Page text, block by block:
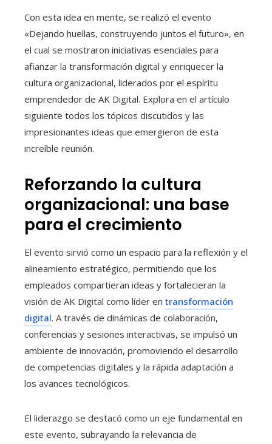
Con esta idea en mente, se realizó el evento
«Dejando huellas, construyendo juntos el futuro», en
el cual se mostraron iniciativas esenciales para
afianzar la transformación digital y enriquecer la
cultura organizacional, liderados por el espíritu
emprendedor de AK Digital. Explora en el artículo
siguiente todos los tópicos discutidos y las
impresionantes ideas que emergieron de esta
increíble reunión.
Reforzando la cultura
organizacional: una base
para el crecimiento
El evento sirvió como un espacio para la reflexión y el
alineamiento estratégico, permitiendo que los
empleados compartieran ideas y fortalecieran la
visión de AK Digital como líder en transformación
digital. A través de dinámicas de colaboración,
conferencias y sesiones interactivas, se impulsó un
ambiente de innovación, promoviendo el desarrollo
de competencias digitales y la rápida adaptación a
los avances tecnológicos.
El liderazgo se destacó como un eje fundamental en
este evento, subrayando la relevancia de